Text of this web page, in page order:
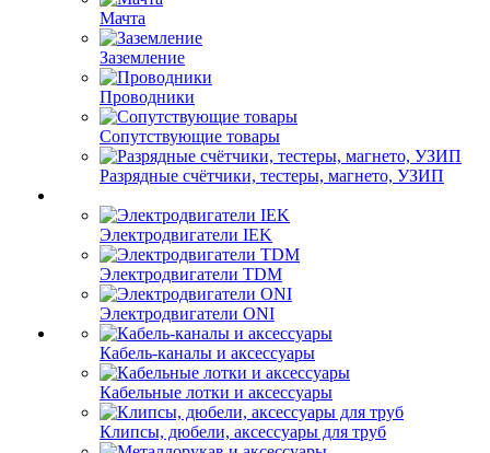
Мачта
Заземление
Проводники
Сопутствующие товары
Разрядные счётчики, тестеры, магнето, УЗИП
Электродвигатели IEK
Электродвигатели TDM
Электродвигатели ONI
Кабель-каналы и аксессуары
Кабельные лотки и аксессуары
Клипсы, дюбели, аксессуары для труб